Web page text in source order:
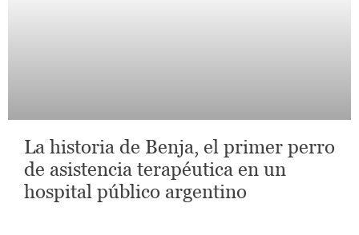
La historia de Benja, el primer perro
de asistencia terapéutica en un
hospital público argentino